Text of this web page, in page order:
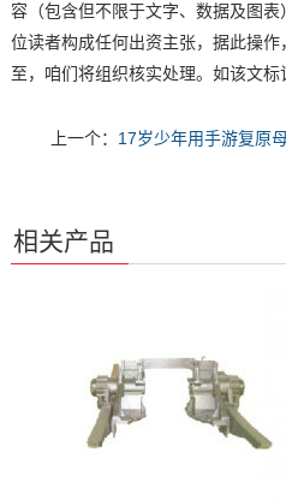
容（包含但不限于文字、数据及图
位读者构成任何出资主张，据此操
至，咱们将组织核实处理。如该文
上一个： 17岁少年用手游复原
相关产品